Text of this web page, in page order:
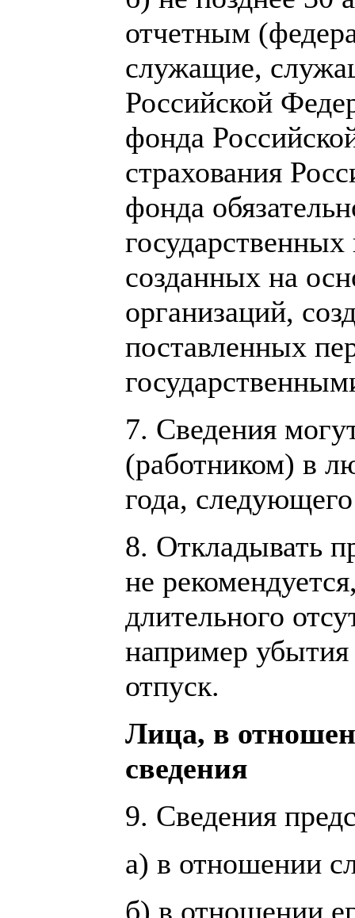
отчетным
служащие,
Российской
фонда
страхования
фонда
созданных на
организаций,
поставленных
7. Сведения
(работником) в
года,
8. Откладывать
не
длительного
например
отпуск.
Лица, в
сведения
9. Сведения
а) в отношении
б) в отношении